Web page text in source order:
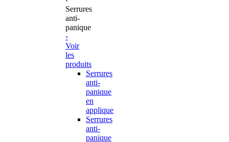
Serrures
anti-
panique
›
Voir
les
produits
Serrures
anti-
panique
en
applique
Serrures
anti-
panique